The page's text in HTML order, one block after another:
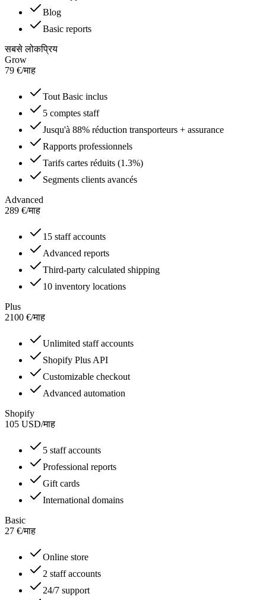
Blog
Basic reports
सबसे लोकप्रिय
Grow
79 €/माह
Tout Basic inclus
5 comptes staff
Jusqu'à 88% réduction transporteurs + assurance
Rapports professionnels
Tarifs cartes réduits (1.3%)
Segments clients avancés
Advanced
289 €/माह
15 staff accounts
Advanced reports
Third-party calculated shipping
10 inventory locations
Plus
2100 €/माह
Unlimited staff accounts
Shopify Plus API
Customizable checkout
Advanced automation
Shopify
105 USD/माह
5 staff accounts
Professional reports
Gift cards
International domains
Basic
27 €/माह
Online store
2 staff accounts
24/7 support